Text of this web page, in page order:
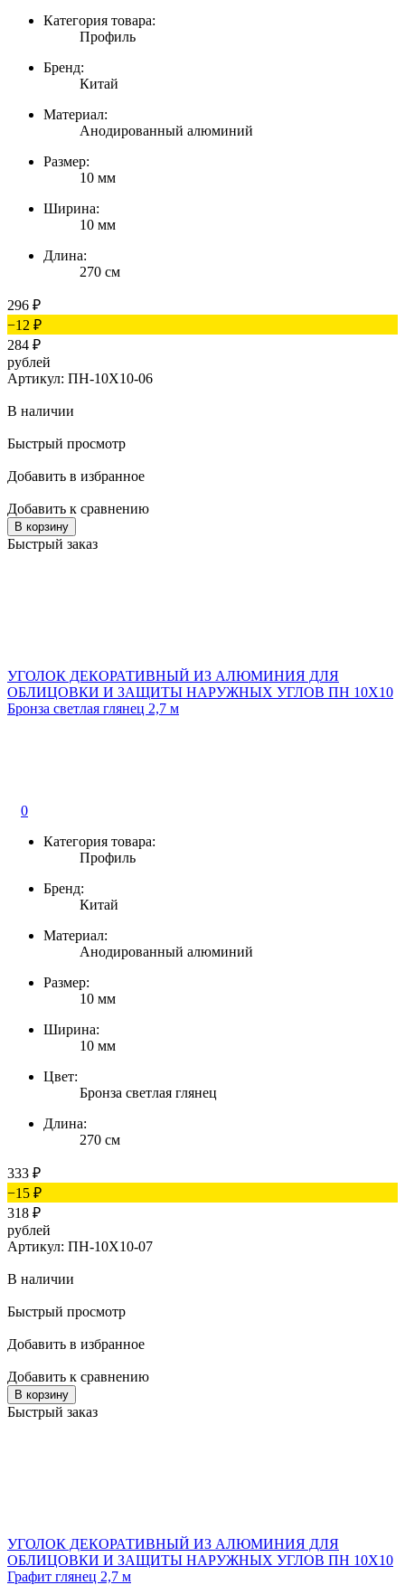
Категория товара:
Профиль
Бренд:
Китай
Материал:
Анодированный алюминий
Размер:
10 мм
Ширина:
10 мм
Длина:
270 см
296 ₽
−12 ₽
284 ₽
рублей
Артикул: ПН-10Х10-06
В наличии
Быстрый просмотр
Добавить в избранное
Добавить к сравнению
В корзину
Быстрый заказ
УГОЛОК ДЕКОРАТИВНЫЙ ИЗ АЛЮМИНИЯ ДЛЯ
ОБЛИЦОВКИ И ЗАЩИТЫ НАРУЖНЫХ УГЛОВ ПН 10Х10
Бронза светлая глянец 2,7 м
0
Категория товара:
Профиль
Бренд:
Китай
Материал:
Анодированный алюминий
Размер:
10 мм
Ширина:
10 мм
Цвет:
Бронза светлая глянец
Длина:
270 см
333 ₽
−15 ₽
318 ₽
рублей
Артикул: ПН-10Х10-07
В наличии
Быстрый просмотр
Добавить в избранное
Добавить к сравнению
В корзину
Быстрый заказ
УГОЛОК ДЕКОРАТИВНЫЙ ИЗ АЛЮМИНИЯ ДЛЯ
ОБЛИЦОВКИ И ЗАЩИТЫ НАРУЖНЫХ УГЛОВ ПН 10Х10
Графит глянец 2,7 м